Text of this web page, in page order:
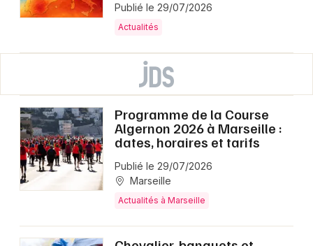
Publié le 29/07/2026
Actualités
Programme de la Course
Algernon 2026 à Marseille :
dates, horaires et tarifs
Publié le 29/07/2026
Marseille
Actualités à Marseille